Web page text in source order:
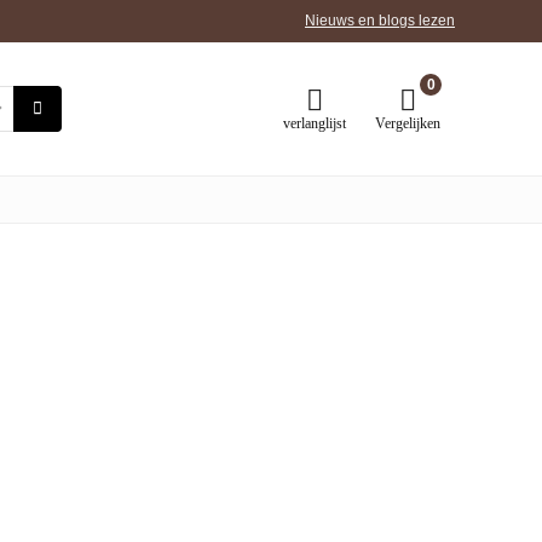
Nieuws en blogs lezen
verlanglijst
0
Vergelijken